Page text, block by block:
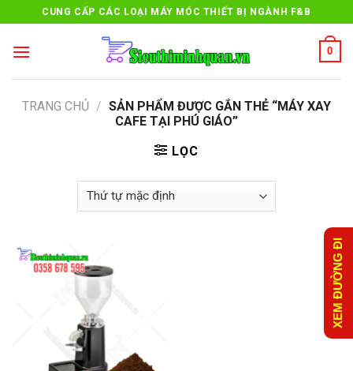
content
CUNG CẤP CÁC LOẠI MÁY MÓC THIẾT BỊ NGÀNH F&B
0
TRANG CHỦ / SẢN PHẨM ĐƯỢC GẮN THẺ “MÁY XAY
CAFE TẠI PHÚ GIÁO”
LỌC
XEM ĐƯỜNG ĐI